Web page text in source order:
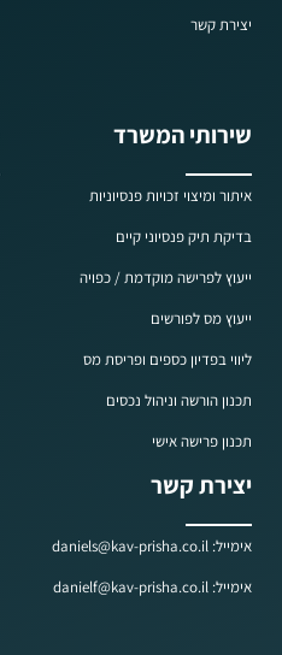
יצירת קשר
שירותי המשרד
איתור ומיצוי זכויות פנסיוניות
בדיקת תיק פנסיוני קיים
ייעוץ לפרישה מוקדמת / כפויה
ייעוץ מס לפורשים
ליווי בפדיון כספים ופריסת מס
תכנון הורשה וניהול נכסים
תכנון פרישה אישי
יצירת קשר
אימייל: daniels@kav-prisha.co.il
אימייל: danielf@kav-prisha.co.il